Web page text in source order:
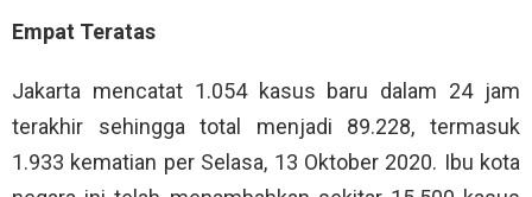
Empat Teratas
Jakarta mencatat 1.054 kasus baru dalam 24 jam
terakhir sehingga total menjadi 89.228, termasuk
1.933 kematian per Selasa, 13 Oktober 2020. Ibu kota